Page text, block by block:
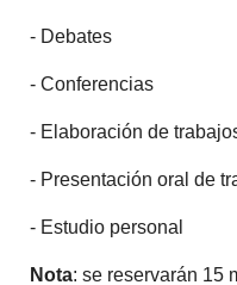
- Debates
- Conferencias
- Elaboración de
- Presentación oral de
- Estudio personal
Nota: se reservarán 15